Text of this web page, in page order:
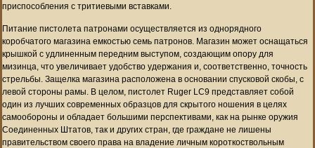
приспособления с тритиевыми вставками.
Питание пистолета патронами осуществляется из однорядного
коробчатого магазина емкостью семь патронов. Магазин может оснащаться
крышкой с удлиненным передним выступом, создающим опору для
мизинца, что увеличивает удобство удержания и, соответственно, точность
стрельбы. Защелка магазина расположена в основании спусковой скобы, с
левой стороны рамы. В целом, пистолет Ruger LC9 представляет собой
один из лучших современных образцов для скрытого ношения в целях
самообороны и обладает большими перспективами, как на рынке оружия
Соединенных Штатов, так и других стран, где граждане не лишены
правительством своего права на владение личным короткоствольным